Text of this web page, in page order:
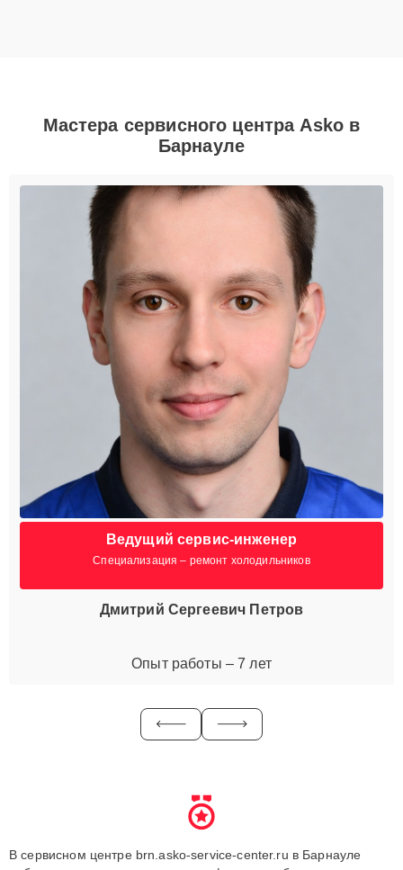
Мастера сервисного центра Asko в
Барнауле
Ведущий сервис-инженер
Специализация – ремонт холодильников
Дмитрий Сергеевич Петров
Опыт работы – 7 лет
В сервисном центре brn.asko-service-center.ru в Барнауле